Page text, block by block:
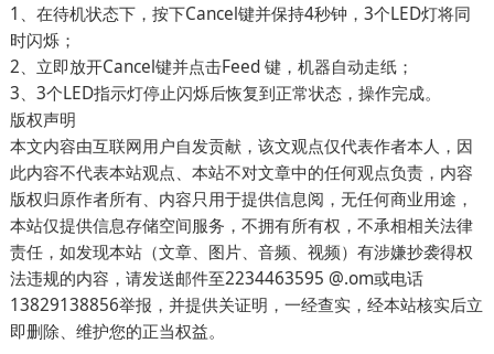
1、在待机状态下，按下Cancel键并保持4秒钟，3个LED灯将同
时闪烁；
2、立即放开Cancel键并点击Feed 键，机器自动走纸；
3、3个LED指示灯停止闪烁后恢复到正常状态，操作完成。
版权声明
本文内容由互联网用户自发贡献，该文观点仅代表作者本人，因
此内容不代表本站观点、本站不对文章中的任何观点负责，内容
版权归原作者所有、内容只用于提供信息阅，无任何商业用途，
本站仅提供信息存储空间服务，不拥有所有权，不承相相关法律
责任，如发现本站（文章、图片、音频、视频）有涉嫌抄袭得权
法违规的内容，请发送邮件至2234463595 @.om或电话
13829138856举报，并提供关证明，一经查实，经本站核实后立
即删除、维护您的正当权益。